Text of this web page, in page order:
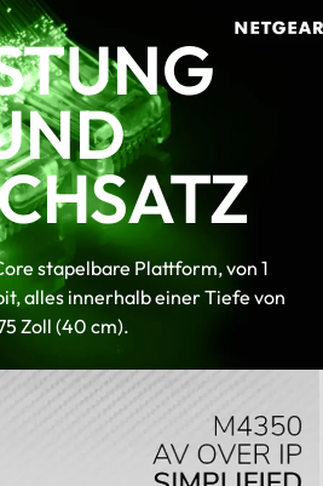
oder APS2000Wv1-
kann verwendet werden
PoE-Budget kann 720 W erreichen,
das redundante PoE-Budget
W bleibt
Chassis-Stacking bietet Non-
Forwarding (NSF) und nahtloses
3-Funktionsumfang mit
richtlinienbasiertem und
Routing
IGMP Plus™, AV-
beschleunigen AV-
konforme SKU verfügbar. Wenden
sich an Ihren Vertriebsmitarbeiter
stapelbare Plattform, von 1
alles innerhalb einer Tiefe von
Zoll (40 cm).